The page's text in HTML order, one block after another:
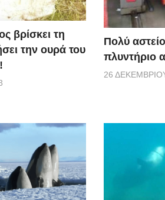
βρίσκει τη
την ουρά του
Πολύ
πλυντήριο
26